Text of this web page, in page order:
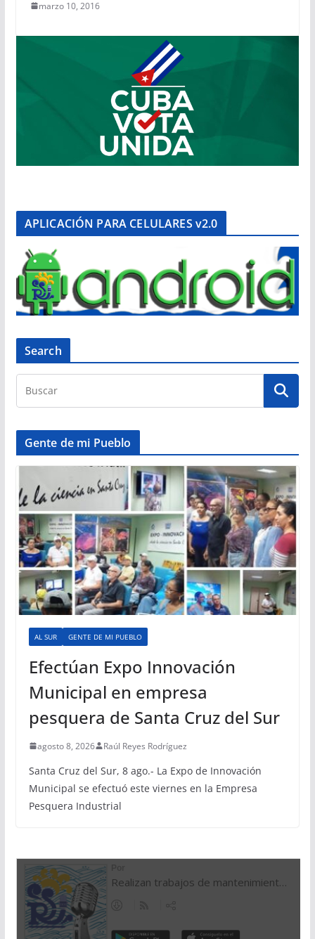
marzo 10, 2016
APLICACIÓN PARA CELULARES v2.0
Search
Gente de mi Pueblo
AL SUR GENTE DE MI PUEBLO
Efectúan Expo Innovación
Municipal en empresa
pesquera de Santa Cruz del Sur
agosto 8, 2026 Raúl Reyes Rodríguez
Santa Cruz del Sur, 8 ago.- La Expo de Innovación
Municipal se efectuó este viernes en la Empresa
Pesquera Industrial